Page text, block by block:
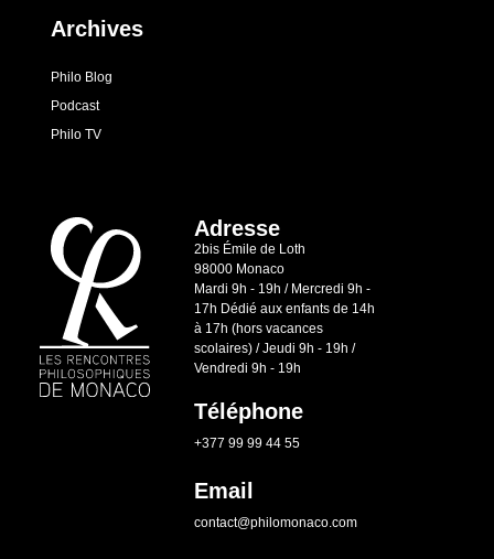
Archives
Philo Blog
Podcast
Philo TV
Adresse
2bis Émile de Loth
98000 Monaco
Mardi 9h - 19h / Mercredi 9h -
17h Dédié aux enfants de 14h
à 17h (hors vacances
scolaires) / Jeudi 9h - 19h /
Vendredi 9h - 19h
Téléphone
+377 99 99 44 55
Email
contact@philomonaco.com